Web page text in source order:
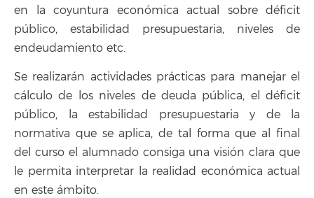
en la coyuntura económica actual sobre déficit
público, estabilidad presupuestaria, niveles de
endeudamiento etc.
Se realizarán actividades prácticas para manejar el
cálculo de los niveles de deuda pública, el déficit
público, la estabilidad presupuestaria y de la
normativa que se aplica, de tal forma que al final
del curso el alumnado consiga una visión clara que
le permita interpretar la realidad económica actual
en este ámbito.